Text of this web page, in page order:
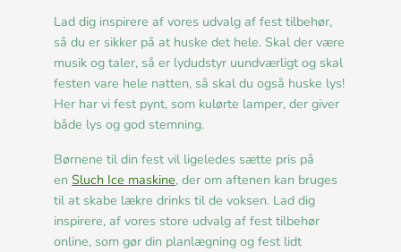
Lad dig inspirere af vores udvalg af fest tilbehør,
så du er sikker på at huske det hele. Skal der være
musik og taler, så er lydudstyr uundværligt og skal
festen vare hele natten, så skal du også huske lys!
Her har vi fest pynt, som kulørte lamper, der giver
både lys og god stemning.
Børnene til din fest vil ligeledes sætte pris på
en Sluch Ice maskine, der om aftenen kan bruges
til at skabe lækre drinks til de voksen. Lad dig
inspirere, af vores store udvalg af fest tilbehør
online, som gør din planlægning og fest lidt